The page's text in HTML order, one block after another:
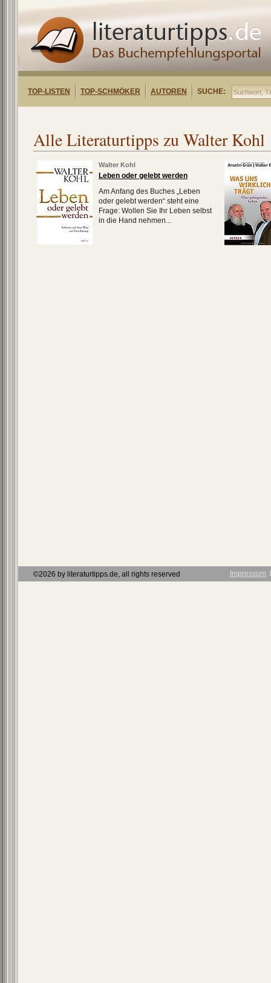
TOP-LISTEN TOP-SCHMÖKER AUTOREN SUCHE:
Alle Literaturtipps zu Walter Kohl
Walter Kohl
Leben oder gelebt werden
Am Anfang des Buches „Leben
oder gelebt werden“ steht eine
Frage: Wollen Sie Ihr Leben selbst
in die Hand nehmen...
©2026 by literaturtipps.de, all rights reserved Impressum